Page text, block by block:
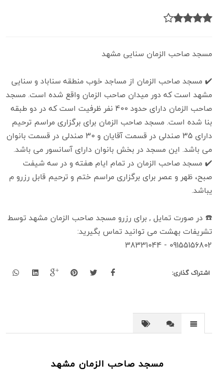
مسجد صاحب الزمان سنایی مشهد
✔️ مسجد صاحب الزمان از مساجد خوب منطقه سناباد و سنایی
مشهد است که دور میدان صاحب الزمان واقع شده است. مسجد
صاحب الزمان دارای حدود 400 نفر ظرفیت است که در دو طبقه
بنا شده است. مسجد صاحب الزمان برای برگزاری مراسم ترحیم
دارای 35 صندلی در قسمت آقایان و 30 صندلی در قسمت بانوان
می باشد. این مسجد در بخش بانوان دارای آسانسور می باشد.
✔️ مسجد صاحب الزمان در تمام ایام هفته و در سه شیفت
صبح، ظهر و عصر برای برگزاری مراسم ختم و ترحیم قابل رزرو م
یباشد.
☎️ در صورت تمایل , برای رزرو مسجد صاحب الزمان مشهد توسط
تشریفات بهشت می توانید تماس بگیرید:
09155156802 - 38331044
اشتراک گذاری:
مسجد صاحب الزمان مشهد